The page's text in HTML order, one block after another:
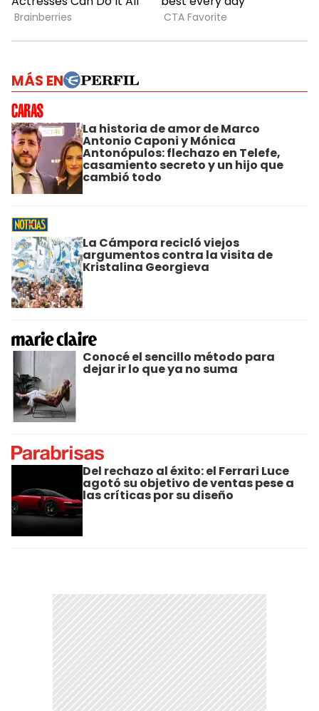
MÁS EN
La historia de amor de Marco
Antonio Caponi y Mónica
Antonópulos: flechazo en Telefe,
casamiento secreto y un hijo que
cambió todo
La Cámpora recicló viejos
argumentos contra la visita de
Kristalina Georgieva
Conocé el sencillo método para
dejar ir lo que ya no suma
Del rechazo al éxito: el Ferrari Luce
agotó su objetivo de ventas pese a
las críticas por su diseño